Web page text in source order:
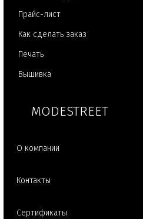
Прайс-лист
Как сделать заказ
Печать
Вышивка
MODESTREET
О компании
Контакты
Сертификаты